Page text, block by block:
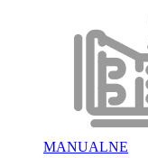
MANUALNE